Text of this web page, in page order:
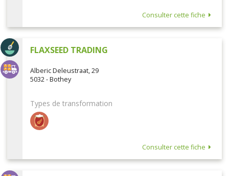
Consulter cette fiche
FLAXSEED TRADING
Alberic Deleustraat, 29
5032 - Bothey
Types de transformation
Consulter cette fiche